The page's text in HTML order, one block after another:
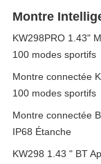
Montre
KW298PRO 1.43"
100 modes sportifs
Montre connectée
100 modes sportifs
Montre connectée
IP68 Étanche
KW298 1.43 " BT